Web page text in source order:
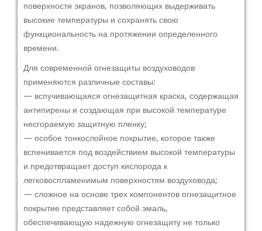
поверхности экранов, позволяющих выдерживать
высокие температуры и сохранять свою
функциональность на протяжении определенного
времени.
Для современной огнезащиты воздуховодов
применяются различные составы:
— вспучивающаяся огнезащитная краска, содержащая
антипирены и создающая при высокой температуре
несгораемую защитную пленку;
— особое тонкослойное покрытие, которое также
вспенивается под воздействием высокой температуры
и предотвращает доступ кислорода к
легковоспламенимым поверхностям воздуховода;
— сложное на основе трех компонентов огнезащитное
покрытие представляет собой эмаль,
обеспечивающую надежную огнезащиту не только